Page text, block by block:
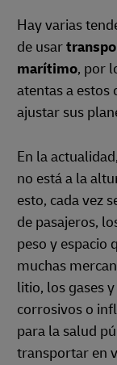
Hay varias
de usar
marítimo, por
atentas a estos
ajustar sus
En la
no está a la
esto, cada vez
de pasajeros,
peso y espacio
muchas
litio, los gases
corrosivos o
para la salud
transportar en